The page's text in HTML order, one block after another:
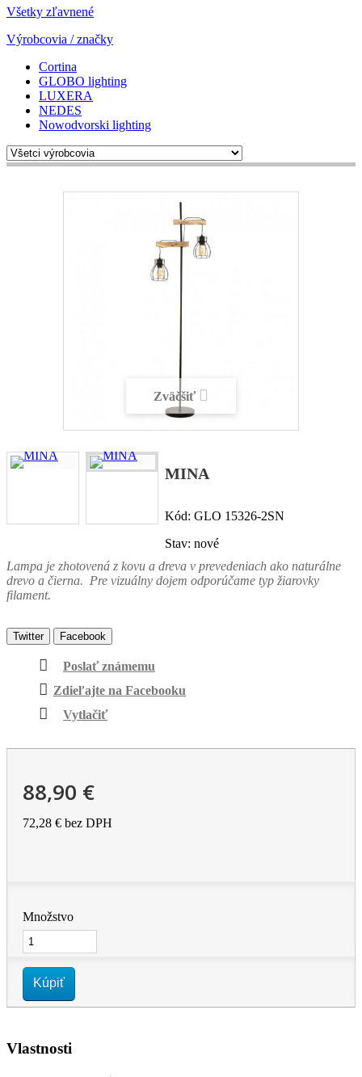
Všetky zľavnené
Výrobcovia / značky
Cortina
GLOBO lighting
LUXERA
NEDES
Nowodvorski lighting
Zväčšiť
MINA
Kód: GLO 15326-2SN
Stav: nové
Lampa je zhotovená z kovu a dreva v prevedeniach ako naturálne
drevo a čierna. Pre vizuálny dojem odporúčame typ žiarovky
filament.
Twitter Facebook
Poslať známemu
Zdieľajte na Facebooku
Vytlačiť
88,90 €
72,28 € bez DPH
Množstvo
Kúpiť
Vlastnosti